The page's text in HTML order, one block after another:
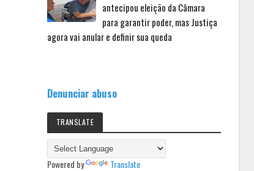
antecipou eleição da Câmara
para garantir poder, mas Justiça
agora vai anular e definir sua queda
Denunciar abuso
TRANSLATE
Powered by Translate